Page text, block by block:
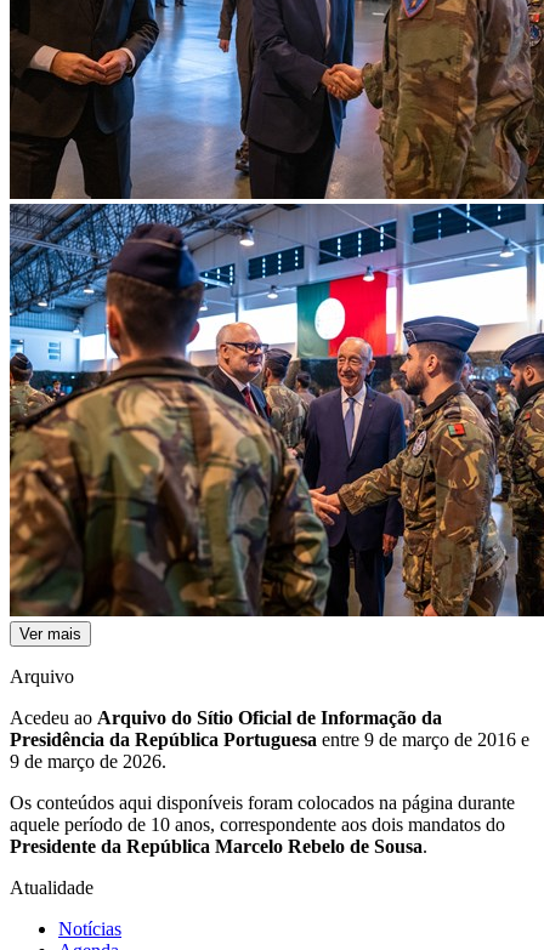
Ver mais
Arquivo
Acedeu ao Arquivo do Sítio Oficial de Informação da
Presidência da República Portuguesa entre 9 de março de 2016 e
9 de março de 2026.
Os conteúdos aqui disponíveis foram colocados na página durante
aquele período de 10 anos, correspondente aos dois mandatos do
Presidente da República Marcelo Rebelo de Sousa.
Atualidade
Notícias